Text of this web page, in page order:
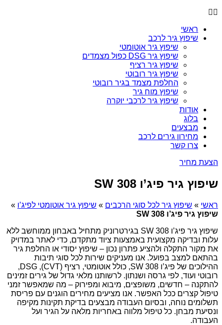
ראשי
שיפוץ גיר לרכב
שיפוץ גיר אוטומטי
שיפוץ גיר DSG כפול מצמדים
שיפוץ גיר רציף
שיפוץ גיר רובוטי
החלפת מצמד בגיר רובוטי
שיפוץ מוח גיר
שיפוץ גיר לרכבי יוקרה
אודות
בלוג
מבצעים
מחירון גירים לרכב
צרו קשר
הצעת מחיר
שיפוץ גיר פיג’ו 308 SW
ראשי » שיפוץ גיר לכל סוגי הרכבים » שיפוץ גיר אוטומטי לפיג’ו »
שיפוץ גיר פיג’ו 308 SW
שיפוץ גיר פיג’ו 308 SW בגירטרוניק מתחיל באבחון ממוחשב ללא
עלות ובדיקה מקצועית באמצעות ציוד מתקדם, כדי לאתר במדויק
את מקור התקלה ולהציע פתרון נכון – שיפוץ יסודי או החלפת גיר
בהתאם למצב בפועל. אנו מעניקים שירות לכל סוגי תיבות
ההילוכים של פיג’ו 308 SW, כולל אוטומטי, רציף (CVT), DSG,
רובוטי ועוד, לפי גרסה ושנתון. לרשותנו מלאי גדול של גירים זמינים
להתקנה – חדשים, משופצים, מיבוא ומפירוק – מה שמאפשר זמני
טיפול קצרים ככל האפשר. אנו מציעים מחירים הוגנים עם פריסת
תשלומים נוחה, ובסיום העבודה מבצעים בדיקת תקינות מקיפה
ונסיעת מבחן. כל טיפול מלווה באחריות מלאה על הגיר ועל
העבודה.